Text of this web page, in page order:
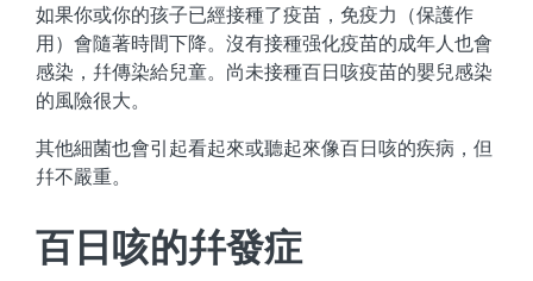
如果你或你的孩子已經接種了疫苗，免疫力（保護作
用）會隨著時間下降。沒有接種强化疫苗的成年人也會
感染，幷傳染給兒童。尚未接種百日咳疫苗的嬰兒感染
的風險很大。
其他細菌也會引起看起來或聽起來像百日咳的疾病，但
幷不嚴重。
百日咳的幷發症